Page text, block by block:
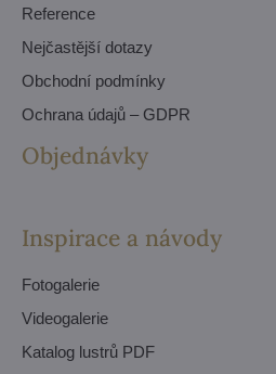
Reference
Nejčastější dotazy
Obchodní podmínky
Ochrana údajů – GDPR
Objednávky
Inspirace a návody
Fotogalerie
Videogalerie
Katalog lustrů PDF